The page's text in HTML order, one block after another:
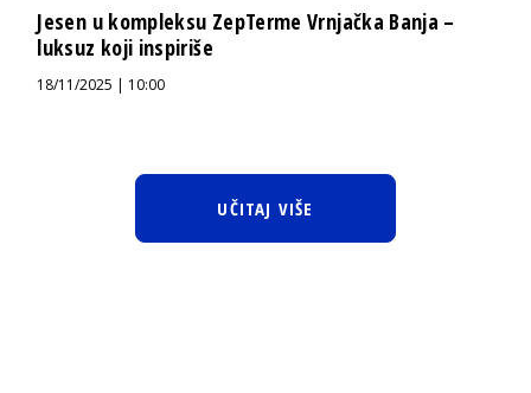
Jesen u kompleksu ZepTerme Vrnjačka Banja –
luksuz koji inspiriše
18/11/2025 | 10:00
UČITAJ VIŠE